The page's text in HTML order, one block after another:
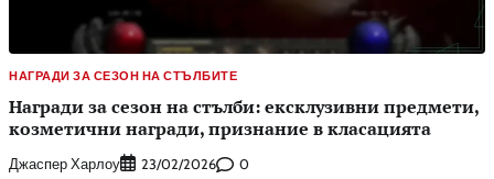
НАГРАДИ ЗА СЕЗОН НА СТЪЛБИТЕ
Награди за сезон на стълби: ексклузивни предмети,
козметични награди, признание в класацията
Джаспер Харлоу 23/02/2026 0